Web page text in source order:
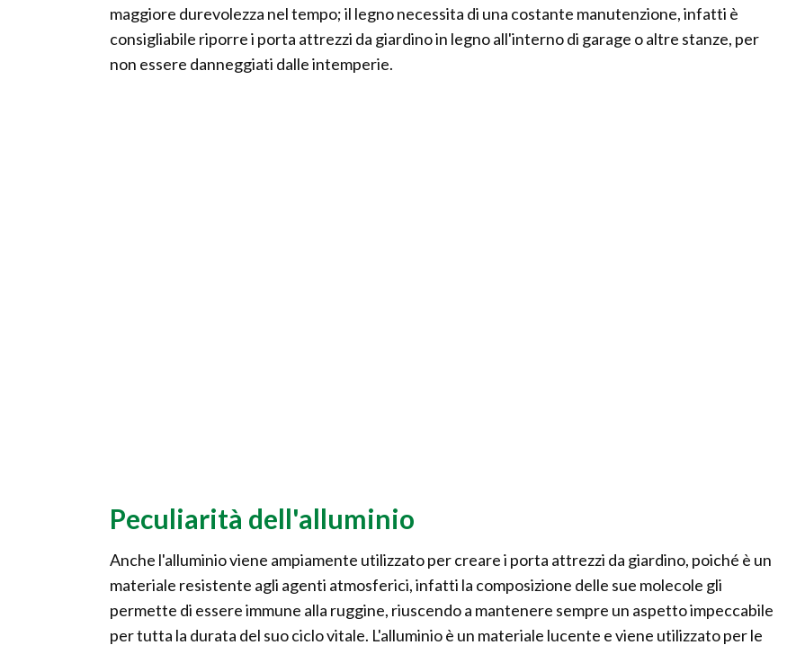
maggiore durevolezza nel tempo; il legno necessita di una costante manutenzione, infatti è
consigliabile riporre i porta attrezzi da giardino in legno all'interno di garage o altre stanze, per
non essere danneggiati dalle intemperie.
Peculiarità dell'alluminio
Anche l'alluminio viene ampiamente utilizzato per creare i porta attrezzi da giardino, poiché è un
materiale resistente agli agenti atmosferici, infatti la composizione delle sue molecole gli
permette di essere immune alla ruggine, riuscendo a mantenere sempre un aspetto impeccabile
per tutta la durata del suo ciclo vitale. L'alluminio è un materiale lucente e viene utilizzato per le